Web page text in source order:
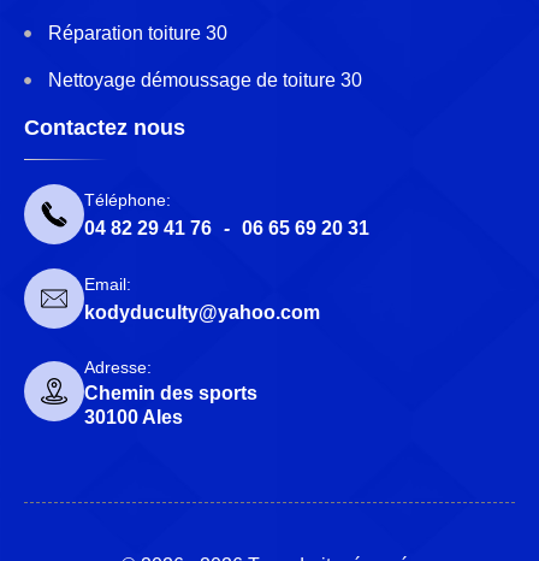
Réparation toiture 30
Nettoyage démoussage de toiture 30
Contactez nous
Téléphone:
04 82 29 41 76 - 06 65 69 20 31
Email:
kodyduculty@yahoo.com
Adresse:
Chemin des sports
30100 Ales